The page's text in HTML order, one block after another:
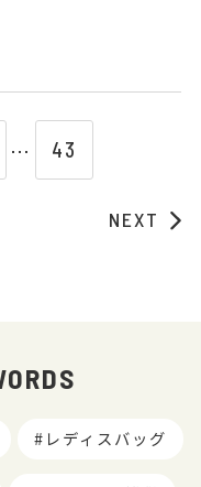
⋯ 43
NEXT
レディスバッグ